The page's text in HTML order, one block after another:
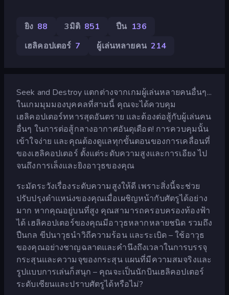
ยิง 88 3มิติ 851 ปืน 136
เฮลิคอปเตอร์ 7 ผู้เล่นหลายคน 214
Seek and Destroy แตกต่างจากเกมผู้เล่นหลายคนอื่นๆ...
ในเกมมุมมองบุคคลที่สามนี้ คุณจะได้ควบคุม
เฮลิคอปเตอร์ทหารสุดอันตราย และต้องต่อสู้กับผู้เล่นคน
อื่นๆ ในการต่อสู้กลางอากาศอันดุเดือด! การควบคุมนั้น
เข้าใจง่าย และคุณต้องดูแลทุกขั้นตอนของการเคลื่อนที่
ของเฮลิคอปเตอร์ ตั้งแต่ระดับความสูงและการเอียง ไป
จนถึงการเล็งและยิงอาวุธของคุณ
ระมัดระวังเรื่องระดับความสูงให้ดี เพราะสิ่งนี้จะช่วย
ปรับปรุงตำแหน่งของคุณเมื่อเผชิญหน้ากับศัตรูได้อย่าง
มาก หากคุณอยู่บนที่สูง คุณสามารถครอบครองท้องฟ้า
ได้ เฮลิคอปเตอร์ของคุณมีอาวุธหลากหลายชนิด รวมถึง
ปืนกล ขีปนาวุธนำวิถีความร้อน และระเบิด – ใช้อาวุธ
ของคุณอย่างชาญฉลาดและคำนึงถึงเวลาในการบรรจุ
กระสุนและความจุของกระสุน แผนที่มีความสมจริงและ
รูปแบบการเล่นก็สนุก – คุณจะเป็นนักบินเฮลิคอปเตอร์
ระดับเซียนและปราบศัตรูได้หรือไม่?